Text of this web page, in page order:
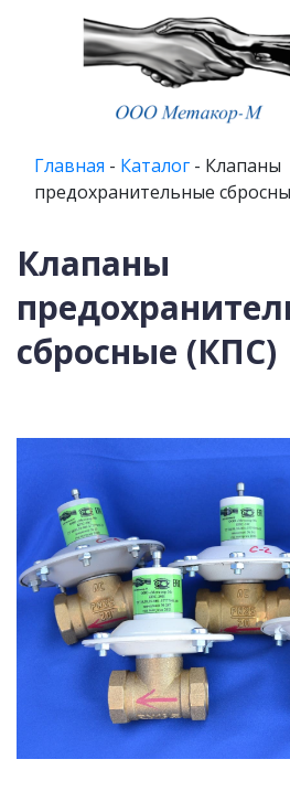
Главная - Каталог - Клапаны
предохранительные
Клапаны
сбросные (КПС)